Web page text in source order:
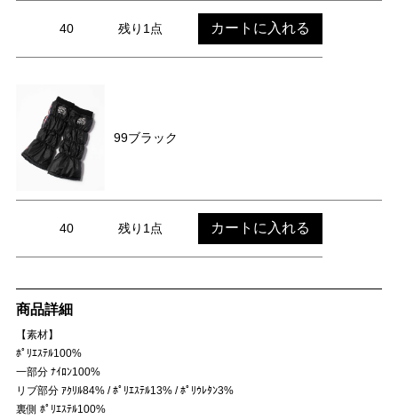
40 残り1点 カートに入れる
99ブラック
40 残り1点 カートに入れる
商品詳細
【素材】
ﾎﾟﾘｴｽﾃﾙ100%
一部分 ﾅｲﾛﾝ100%
リブ部分 ｱｸﾘﾙ84% / ﾎﾟﾘｴｽﾃﾙ13% / ﾎﾟﾘｳﾚﾀﾝ3%
裏側 ﾎﾟﾘｴｽﾃﾙ100%